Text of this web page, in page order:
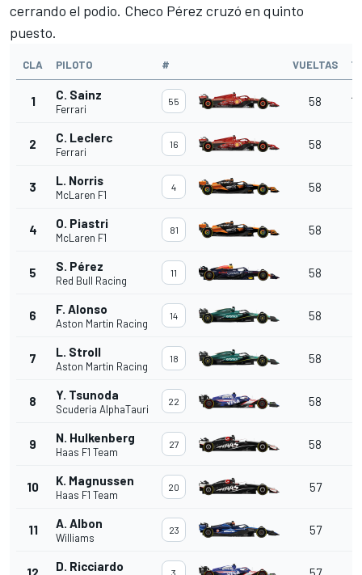
cerrando el podio. Checo Pérez cruzó en quinto
puesto.
CLA PILOTO # VUELTAS
1 C. Sainz
Ferrari
55 58
2 C. Leclerc
Ferrari
16 58
3 L. Norris
McLaren F1
4 58
4 O. Piastri
McLaren F1
81 58
5 S. Pérez
Red Bull Racing
11 58
6 F. Alonso
Aston Martin Racing
14 58
7 L. Stroll
Aston Martin Racing
18 58
8 Y. Tsunoda
Scuderia AlphaTauri
22 58
9 N. Hulkenberg
Haas F1 Team
27 58
10 K. Magnussen
Haas F1 Team
20 57
11 A. Albon
Williams
23 57
D. Ricciardo 3